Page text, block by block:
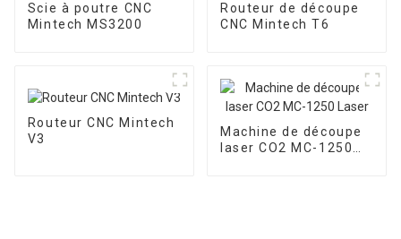
Scie à poutre CNC
Mintech MS3200
Routeur de découpe
CNC Mintech T6
Routeur CNC Mintech
V3
Machine de découpe
laser CO2 MC-1250